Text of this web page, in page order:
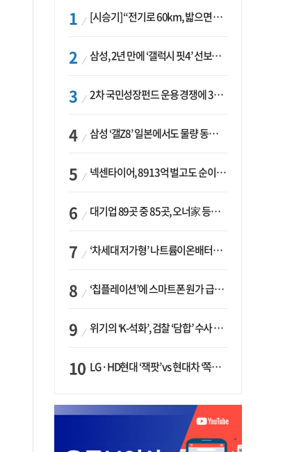
[시승기] “전기로 60km, 밟으면 462마력”…볼보 XC60 T8의 두 얼굴
삼성, 2년 만에 ‘갤럭시 핏4’ 선보이나…웨어러블 생태계 확장 ‘시동’
2차 국민성장펀드 운용 경쟁에 33개사 몰렸다…신한·하나 등 새 얼굴 대거 합류
삼성 ‘갤Z8’ 일본에서도 물량 동났다…애플 참전 앞두고 선두 수성 ‘시험대’
넥센타이어, 8913억 벌고도 순이익 2억…유럽 세부담에 이익 증발
대기업 89곳 중 85곳, 오너家 등기임원 겸직…BS 46곳·SM 45곳 ‘족벌경영’ 고착화
‘차세대 저가형’ 나트륨이온배터리 시대 오나…LG화학·에코프로, 상용화 속도낸다
‘칩플레이션’에 스마트폰 원가 급등…삼성전자, ‘엑시노스’ 채택 확대하나
위기의 ‘K-석화’, 검찰 ‘담합’ 수사 착수…“LG·한화·롯데 등 7개 업체, 8개 제품 가격 담합”
LG·HD현대 ‘잭팟’ vs 현대차 ‘쪽박’…글로벌 사모펀드, 韓 대기업 투자 ‘희비’